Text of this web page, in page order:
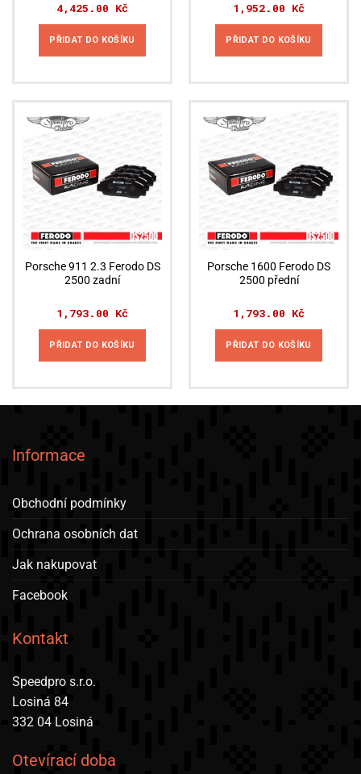
4,425.00 Kč
PŘIDAT DO KOŠÍKU
1,952.00 Kč
PŘIDAT DO KOŠÍKU
Porsche 911 2.3 Ferodo DS
2500 zadní
1,793.00 Kč
PŘIDAT DO KOŠÍKU
Porsche 1600 Ferodo DS
2500 přední
1,793.00 Kč
PŘIDAT DO KOŠÍKU
Informace
Obchodní podmínky
Ochrana osobních dat
Jak nakupovat
Facebook
Kontakt
Speedpro s.r.o.
Losiná 84
332 04 Losiná
Otevírací doba